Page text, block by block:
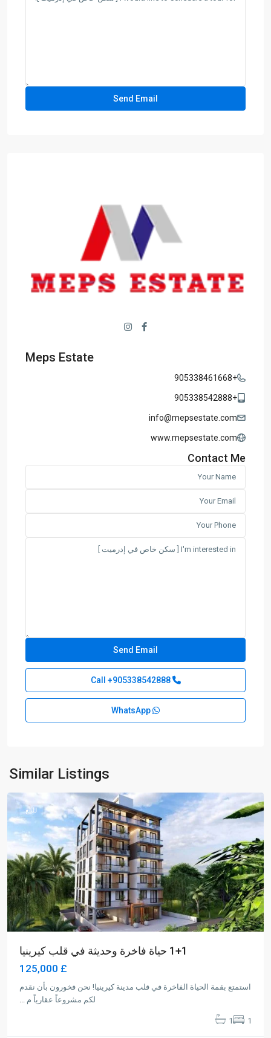
Meps Estate
+905338461668
+905338542888
info@mepsestate.com
www.mepsestate.com
Contact Me
Call
+905338542888
Similar Listings
للبيع
1+1 حياة فاخرة وحديثة في قلب كيرينيا
£ 125,000
استمتع بقمة الحياة الفاخرة في قلب مدينة كيرينيا! نحن فخورون بأن نقدم
لكم مشروعاً عقارياً م
1
1